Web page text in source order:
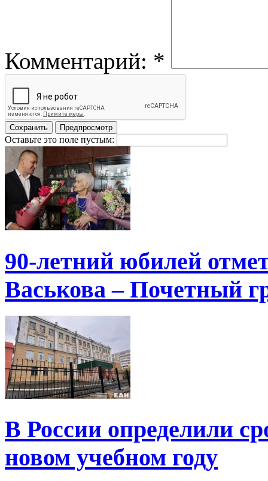
Комментарий: *
Оставьте это поле пустым:
90-летний юбилей
Васькова – Почетный
В России определили
новом учебном году